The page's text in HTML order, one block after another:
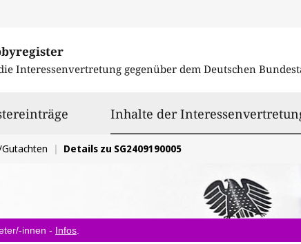
Interessenvertretung gegenüber dem Deutschen
Inhalte der
Details zu SG2409190005
innen - Infos